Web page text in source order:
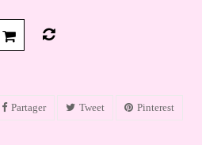
Partager Tweet Pinterest